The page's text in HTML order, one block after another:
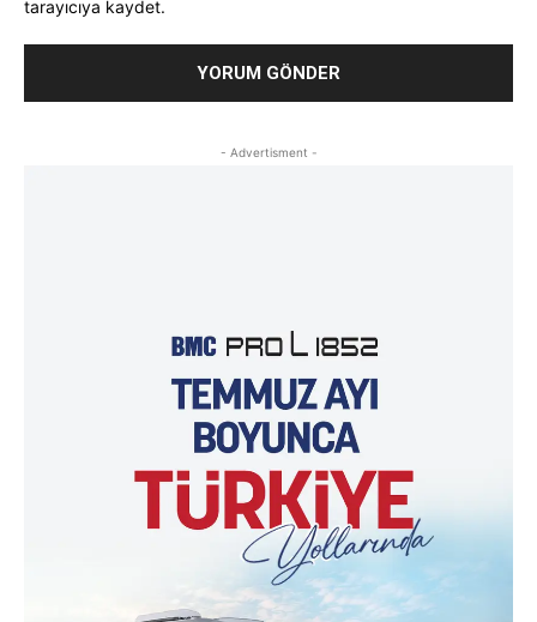
tarayıcıya kaydet.
- Advertisment -